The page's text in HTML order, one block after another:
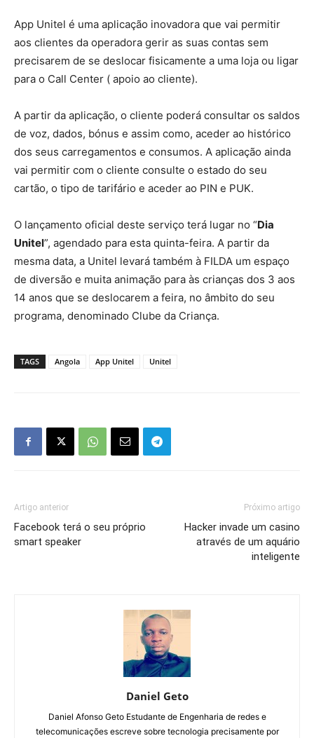
App Unitel é uma aplicação inovadora que vai permitir
aos clientes da operadora gerir as suas contas sem
precisarem de se deslocar fisicamente a uma loja ou ligar
para o Call Center ( apoio ao cliente).
A partir da aplicação, o cliente poderá consultar os saldos
de voz, dados, bónus e assim como, aceder ao histórico
dos seus carregamentos e consumos. A aplicação ainda
vai permitir com o cliente consulte o estado do seu
cartão, o tipo de tarifário e aceder ao PIN e PUK.
O lançamento oficial deste serviço terá lugar no “Dia
Unitel”, agendado para esta quinta-feira. A partir da
mesma data, a Unitel levará também à FILDA um espaço
de diversão e muita animação para às crianças dos 3 aos
14 anos que se deslocarem a feira, no âmbito do seu
programa, denominado Clube da Criança.
TAGS Angola App Unitel Unitel
Artigo anterior
Facebook terá o seu próprio
smart speaker
Próximo artigo
Hacker invade um casino
através de um aquário
inteligente
Daniel Geto
Daniel Afonso Geto Estudante de Engenharia de redes e
telecomunicações escreve sobre tecnologia precisamente por